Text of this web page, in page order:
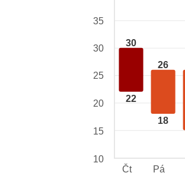
30
22
26
18
35
30
25
20
15
10
Čt
Pá